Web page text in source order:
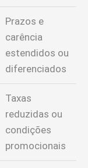
Prazos e
carência
estendidos ou
diferenciados
Taxas
reduzidas ou
condições
promocionais